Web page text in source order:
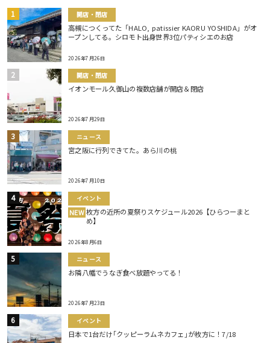
開店・閉店
高槻につくってた「HALO, patissier KAORU YOSHIDA」がオ
ープンしてる。シロモト出身世界3位パティシエのお店
2026年7月26日
開店・閉店
イオンモール久御山の複数店舗が開店＆閉店
2026年7月29日
ニュース
宮之阪に行列できてた。あら川の桃
2026年7月10日
イベント
NEW 枚方の近所の夏祭りスケジュール2026【ひらつーまと
め】
2026年8月6日
ニュース
お隣八幡でうなぎ食べ放題やってる！
2026年7月23日
イベント
日本で1台だけ｢クッピーラムネカフェ｣が枚方に！7/18